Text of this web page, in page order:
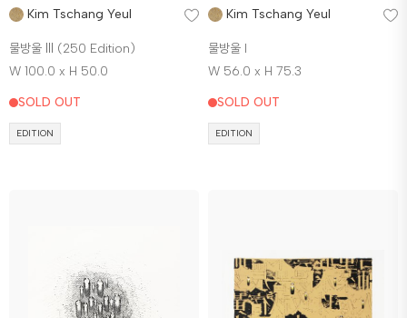
Kim Tschang Yeul
물방울 Ⅲ (250 Edition)
W 100.0 x H 50.0
SOLD OUT
EDITION
Kim Tschang Yeul
물방울 I
W 56.0 x H 75.3
SOLD OUT
EDITION